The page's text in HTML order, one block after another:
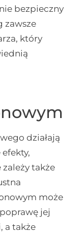
bezpieczny
zawsze
który
działają
także
może
jej
a także